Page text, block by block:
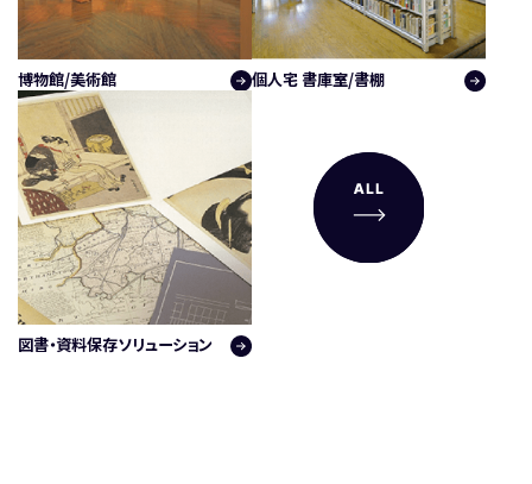
博物館/美術館 個人宅 書庫室/書棚
図書・資料保存ソリューション